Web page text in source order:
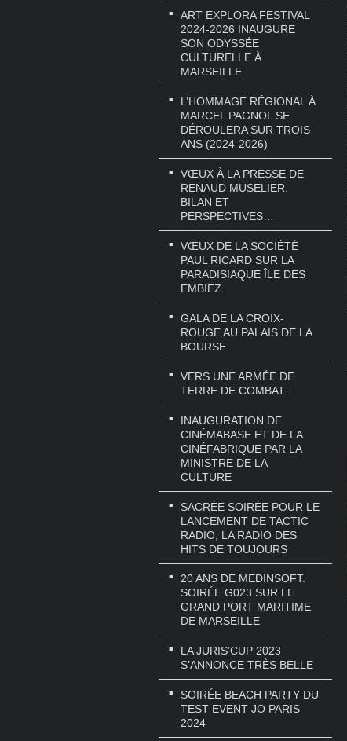
ART EXPLORA FESTIVAL
2024-2026 INAUGURE
SON ODYSSÉE
CULTURELLE À
MARSEILLE
L’HOMMAGE RÉGIONAL À
MARCEL PAGNOL SE
DÉROULERA SUR TROIS
ANS (2024-2026)
VŒUX À LA PRESSE DE
RENAUD MUSELIER.
BILAN ET
PERSPECTIVES…
VŒUX DE LA SOCIÉTÉ
PAUL RICARD SUR LA
PARADISIAQUE ÎLE DES
EMBIEZ
GALA DE LA CROIX-
ROUGE AU PALAIS DE LA
BOURSE
VERS UNE ARMÉE DE
TERRE DE COMBAT…
INAUGURATION DE
CINÉMABASE ET DE LA
CINÉFABRIQUE PAR LA
MINISTRE DE LA
CULTURE
SACRÉE SOIRÉE POUR LE
LANCEMENT DE TACTIC
RADIO, LA RADIO DES
HITS DE TOUJOURS
20 ANS DE MEDINSOFT.
SOIRÉE G023 SUR LE
GRAND PORT MARITIME
DE MARSEILLE
LA JURIS’CUP 2023
S’ANNONCE TRÈS BELLE
SOIRÉE BEACH PARTY DU
TEST EVENT JO PARIS
2024